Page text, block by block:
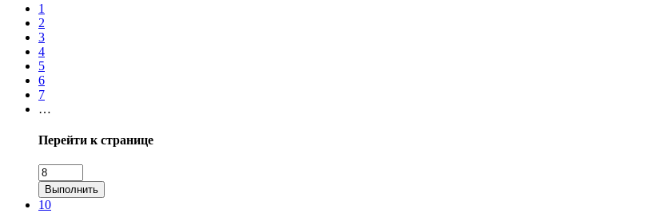
1
2
3
4
5
6
7
…
Перейти к странице
Выполнить
10